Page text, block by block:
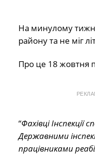
На минулому
району та не міг
Про це 18 жовтня
“Фахівці
Державними
працівниками